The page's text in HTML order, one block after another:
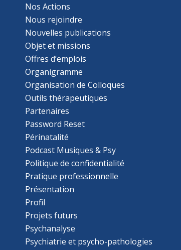
Nos Actions
Nous rejoindre
Nouvelles publications
Objet et missions
Offres d’emplois
Organigramme
Organisation de Colloques
Outils thérapeutiques
Partenaires
Password Reset
Périnatalité
Podcast Musiques & Psy
Politique de confidentialité
Pratique professionnelle
Présentation
Profil
Projets futurs
Psychanalyse
Psychiatrie et psycho-pathologies